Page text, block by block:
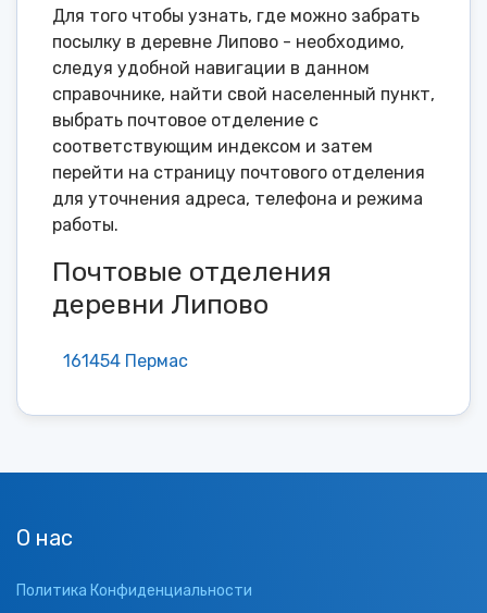
Для того чтобы узнать, где можно забрать
посылку в деревне Липово - необходимо,
следуя удобной навигации в данном
справочнике, найти свой населенный пункт,
выбрать почтовое отделение с
соответствующим индексом и затем
перейти на страницу почтового отделения
для уточнения адреса, телефона и режима
работы.
Почтовые отделения
деревни Липово
161454 Пермас
О нас
Политика Конфиденциальности